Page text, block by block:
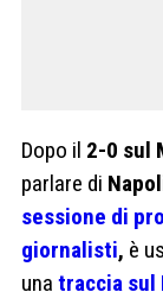
Dopo il 2-0 sul
parlare di
sessione di
giornalisti, è
una traccia sul